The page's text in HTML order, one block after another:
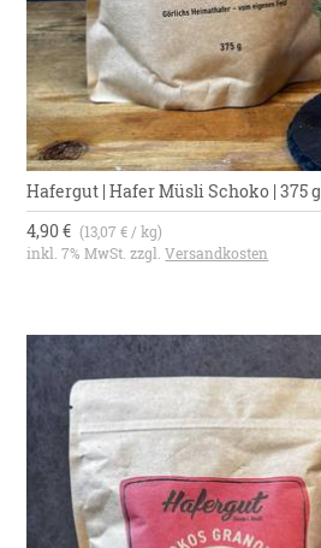
Hafergut | Hafer Müsli Schoko | 375 g
4,90 € (13,07 € / kg)
inkl. 7% MwSt. zzgl.Versandkosten